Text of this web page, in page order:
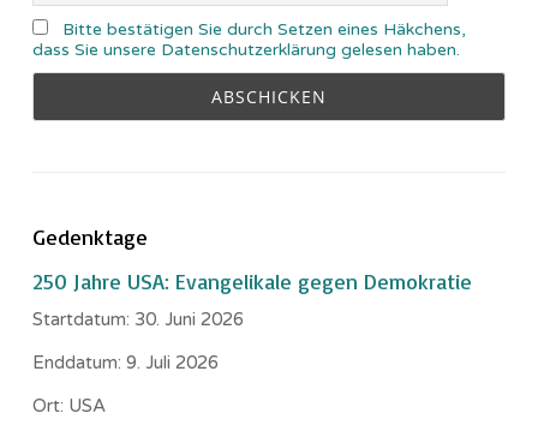
Bitte bestätigen Sie durch Setzen eines Häkchens,
dass Sie unsere Datenschutzerklärung gelesen haben.
Gedenktage
250 Jahre USA: Evangelikale gegen Demokratie
Startdatum: 30. Juni 2026
Enddatum: 9. Juli 2026
Ort: USA